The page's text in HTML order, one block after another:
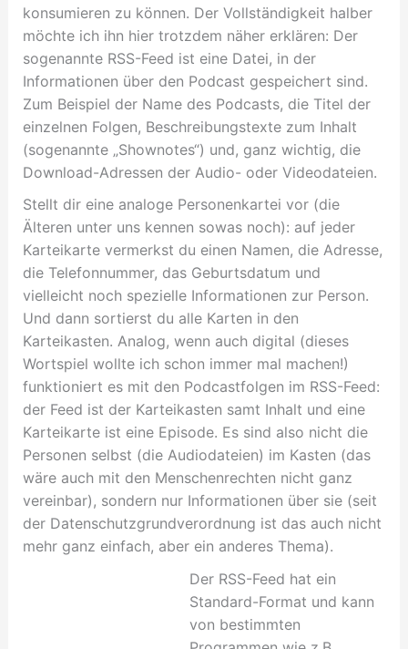
konsumieren zu können. Der Vollständigkeit halber
möchte ich ihn hier trotzdem näher erklären: Der
sogenannte RSS-Feed ist eine Datei, in der
Informationen über den Podcast gespeichert sind.
Zum Beispiel der Name des Podcasts, die Titel der
einzelnen Folgen, Beschreibungstexte zum Inhalt
(sogenannte „Shownotes“) und, ganz wichtig, die
Download-Adressen der Audio- oder Videodateien.
Stellt dir eine analoge Personenkartei vor (die
Älteren unter uns kennen sowas noch): auf jeder
Karteikarte vermerkst du einen Namen, die Adresse,
die Telefonnummer, das Geburtsdatum und
vielleicht noch spezielle Informationen zur Person.
Und dann sortierst du alle Karten in den
Karteikasten. Analog, wenn auch digital (dieses
Wortspiel wollte ich schon immer mal machen!)
funktioniert es mit den Podcastfolgen im RSS-Feed:
der Feed ist der Karteikasten samt Inhalt und eine
Karteikarte ist eine Episode. Es sind also nicht die
Personen selbst (die Audiodateien) im Kasten (das
wäre auch mit den Menschenrechten nicht ganz
vereinbar), sondern nur Informationen über sie (seit
der Datenschutzgrundverordnung ist das auch nicht
mehr ganz einfach, aber ein anderes Thema).
Der RSS-Feed hat ein
Standard-Format und kann
von bestimmten